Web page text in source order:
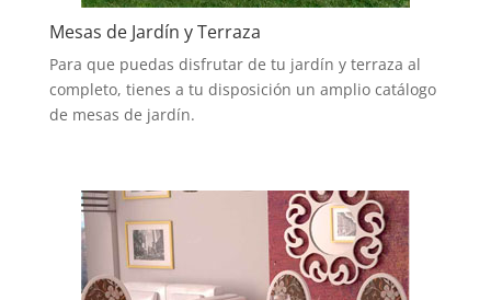
Mesas de Jardín y Terraza
Para que puedas disfrutar de tu jardín y terraza al
completo, tienes a tu disposición un amplio catálogo
de mesas de jardín.